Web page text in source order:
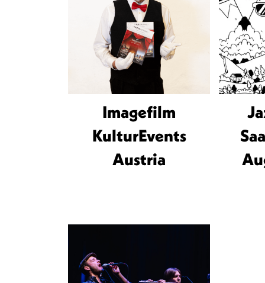
Imagefilm
KulturEvents
Austria